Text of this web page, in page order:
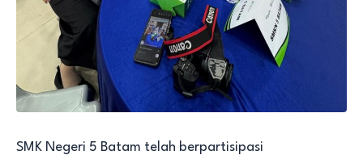
SMK Negeri 5 Batam telah berpartisipasi